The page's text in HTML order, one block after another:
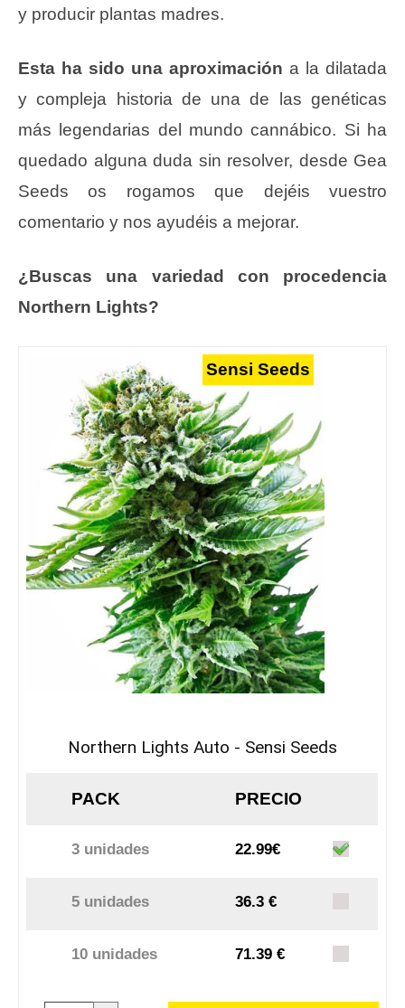
y producir plantas madres.
Esta ha sido una aproximación a la dilatada
y compleja historia de una de las genéticas
más legendarias del mundo cannábico. Si ha
quedado alguna duda sin resolver, desde Gea
Seeds os rogamos que dejéis vuestro
comentario y nos ayudéis a mejorar.
¿Buscas una variedad con procedencia
Northern Lights?
Sensi Seeds
Northern Lights Auto - Sensi Seeds
PACK PRECIO
3 unidades 22.99€
5 unidades 36.3 €
10 unidades 71.39 €